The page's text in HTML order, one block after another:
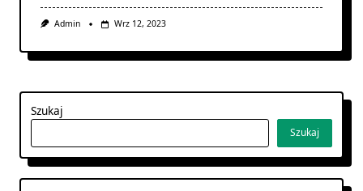
Admin Wrz 12, 2023
Szukaj
Szukaj